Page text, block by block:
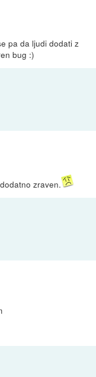
pa da ljudi dodati z
bug :)
zraven.